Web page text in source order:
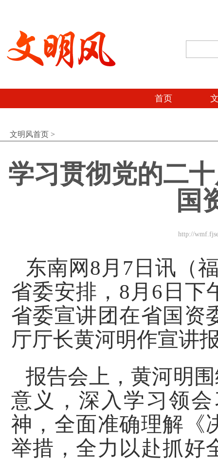
首页
文明风首页 >
学习贯彻党的二
国
http://
东南网8月7日讯（
省委安排，8月6日下
省委宣讲团在省国资
厅厅长黄河明作宣讲
报告会上，黄河明
意义，深入学习领
神，全面准确理解《
举措，全力以赴抓好